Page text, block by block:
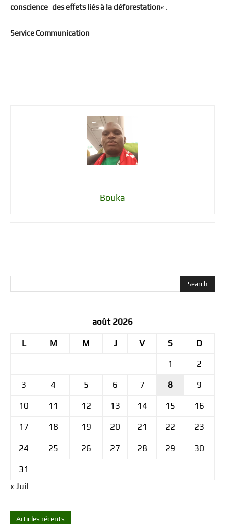
conscience des effets liés à la déforestation« .
Service Communication
Bouka
août 2026
L M M J V S
D
1
2
3 4 5 6 7 8 9
10 11 12 13 14 15 16
17 18 19 20 21 22 23
24 25 26 27 28 29 30
31
« Juil
Articles récents